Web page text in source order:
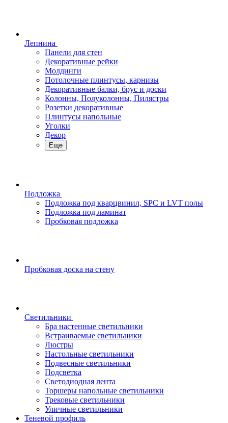
Лепнина
Панели для стен
Декоративные рейки
Молдинги
Потолочные плинтусы, карнизы
Декоративные балки, брус и доски
Колонны, Полуколонны, Пилястры
Розетки декоративные
Плинтусы напольные
Уголки
Декор
Еще
Подложка
Подложка под кварцвинил, SPC и LVT полы
Подложка под ламинат
Пробковая подложка
Пробковая доска на стену
Светильники
Бра настенные светильники
Встраиваемые светильники
Люстры
Настольные светильники
Подвесные светильники
Подсветка
Светодиодная лента
Торшеры напольные светильники
Трековые светильники
Уличные светильники
Теневой профиль